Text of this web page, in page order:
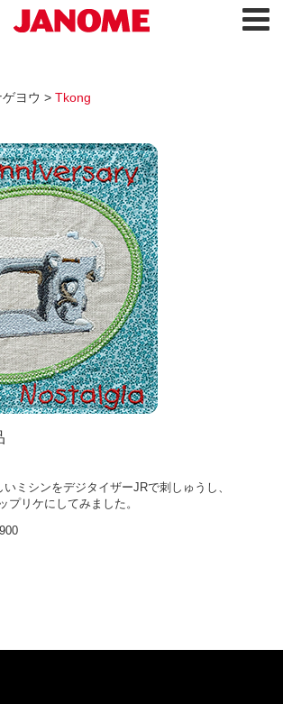
ヨウ > Tkong
ミシンをデジタイザーJRで刺しゅうし、
プリケにしてみました。